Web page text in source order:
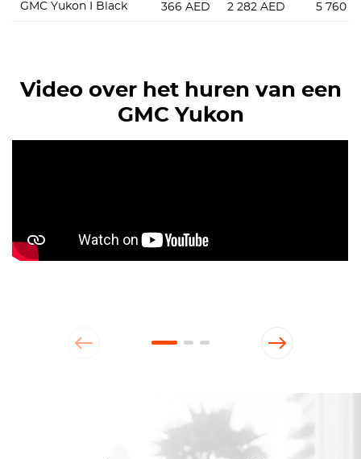
GMC Yukon I Black 366 AED 2 282 AED 5 760
Video over het huren van een
GMC Yukon